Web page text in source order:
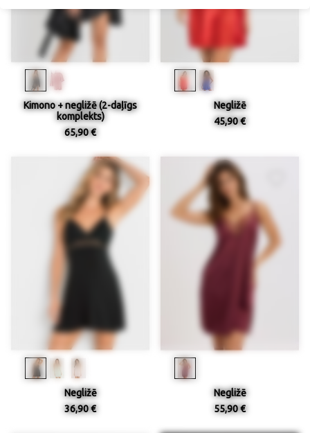
Kimono + negližē (2-daļīgs
komplekts)
65,90 €
Negližē
45,90 €
Negližē
36,90 €
Negližē
55,90 €